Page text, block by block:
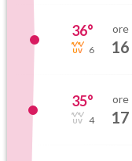
36°
6
ore
16
35°
4
ore
17